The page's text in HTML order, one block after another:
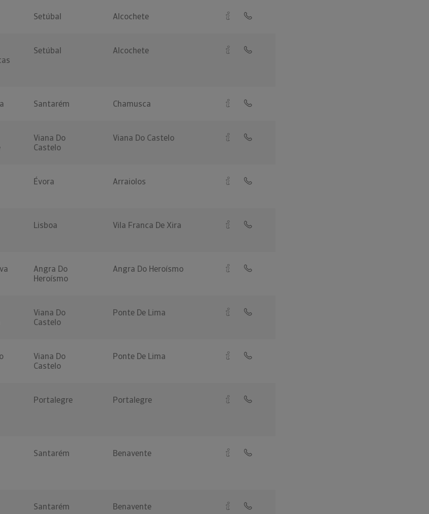
Setúbal Alcochete
Setúbal Alcochete
Santarém Chamusca
Viana Do
Castelo
Viana Do Castelo
Évora Arraiolos
Lisboa Vila Franca De Xira
Angra Do
Heroísmo
Angra Do Heroísmo
Viana Do
Castelo
Ponte De Lima
Viana Do
Castelo
Ponte De Lima
Portalegre Portalegre
Santarém Benavente
Santarém Benavente